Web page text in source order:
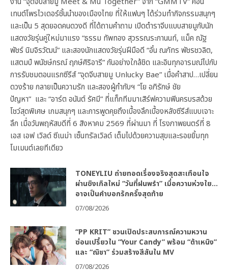
เทนต์โพรไวเดอร์ชั้นนำของเมืองไทย ที่ให้แฟนๆ ได้ร่วมทำกิจกรรมสนุกๆ
และเป็น 5 สุดยอดคนดวงดี ที่ได้ถามคำถาม เปิดตำราจีบแบบสายมูกับนัก
แสดงวัยรุ่นคู่ใหม่มาแรง “ธรรม ทัพทอง สุวรรณระกานนท์, แม็ค ณัฐ
พัชร์ นิมจิรวัฒน์” และสองนักแสดงวัยรุ่นฝีมือดี “อั๋น ณภัทร พัชรชวลิต,
แสตมป์ พนัชษ์กรณ์ ฤกษ์ศิริอารี” กันอย่างใกล้ชิด และอินทุกอารมณ์ไปกับ
การรับชมตอนแรกซีรีส์ “จุดจีบสายมู Unlucky Bae” เมื่อคำสาป…เปลี่ยน
ดวงร้าย กลายเป็นความรัก และสองผู้กำกับฯ “โย อภิรักษ์ ชัย
ปัญหา” และ “อาร์ต อนันต์ รัศมี” ที่แท็กทีมมาเสิร์ฟความฟินครบรสด้วย
โชว์สุดพิเศษ เกมสนุกๆ และการพูดคุยถึงเบื้องลึกเบื้องหลังซีรีส์แบบเจาะ
ลึก เมื่อวันพฤหัสบดีที่ 6 สิงหาคม 2569 ที่ผ่านมา ที่ โรงภาพยนตร์ที่ 8
เอส เอฟ เวิลด์ ซีเนม่า เซ็นทรัลเวิลด์ เต็มไปด้วยความสุขและรอยยิ้มทุก
โมเมนต์เลยทีเดียว
TONEYLIU ถ่ายทอดเรื่องจริงสุดสะเทือนใจ
ผ่านซิงเกิลใหม่ “วันที่ฝนพรำ” เมื่อความห่วงใย…
อาจเป็นคำบอกรักครั้งสุดท้าย
07/08/2026
“PP KRIT” ชวนเปิดประสบการณ์ความหวาน
ซ่อนเปรี้ยวใน “Your Candy” พร้อม “ต้าเหนิง”
และ “ณิชา” ร่วมสร้างสีสันใน MV
07/08/2026